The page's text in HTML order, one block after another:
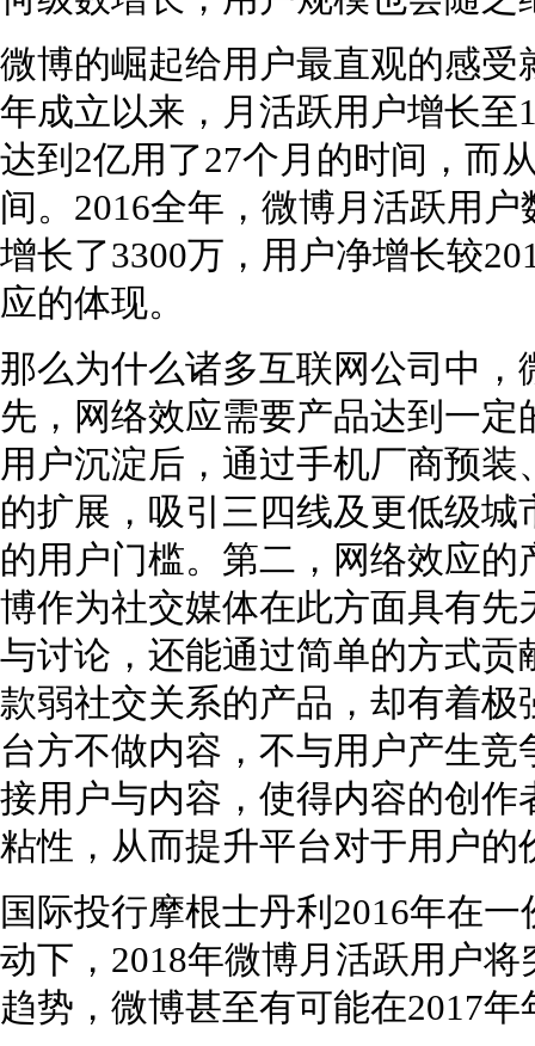
微博的崛起给用户最直观的感
年成立以来，月活跃用户增长
达到2亿用了27个月的时间，而
间。2016全年，微博月活跃用
增长了3300万，用户净增长较
应的体现。
那么为什么诸多互联网公司中
先，网络效应需要产品达到一
用户沉淀后，通过手机厂商预
的扩展，吸引三四线及更低级
的用户门槛。第二，网络效应
博作为社交媒体在此方面具有
与讨论，还能通过简单的方式
款弱社交关系的产品，却有着
台方不做内容，不与用户产生
接用户与内容，使得内容的创
粘性，从而提升平台对于用户的
国际投行摩根士丹利2016年在
动下，2018年微博月活跃用户
趋势，微博甚至有可能在2017